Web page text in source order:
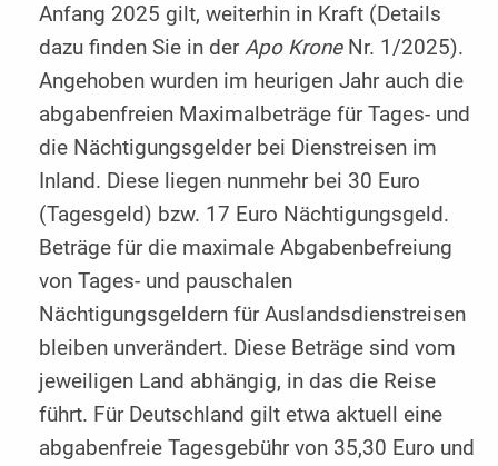
Anfang 2025 gilt, weiterhin in Kraft (Details
dazu finden Sie in derApo KroneNr. 1/2025).
Angehoben wurden im heurigen Jahr auch die
abgabenfreien Maximalbeträge für Tages- und
die Nächtigungsgelder bei Dienstreisen im
Inland. Diese liegen nunmehr bei 30 Euro
(Tagesgeld) bzw. 17 Euro Nächtigungsgeld.
Beträge für die maximale Abgabenbefreiung
von Tages- und pauschalen
Nächtigungsgeldern für Auslandsdienstreisen
bleiben unverändert. Diese Beträge sind vom
jeweiligen Land abhängig, in das die Reise
führt. Für Deutschland gilt etwa aktuell eine
abgabenfreie Tagesgebühr von 35,30 Euro und